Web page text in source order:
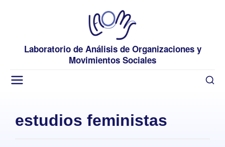
Laboratorio de Análisis de Organizaciones y
Movimientos Sociales
estudios feministas